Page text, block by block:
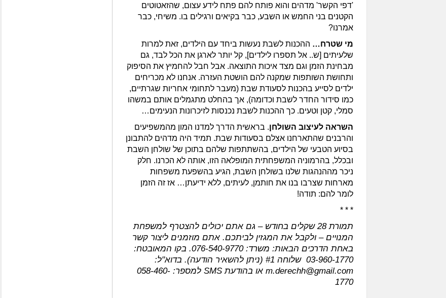
'דפי הקשר' מדהים והוא פותח להם פתח לידע עצום, שהזאטוטים
הקטנים בני החמש או השבע, כבר בקיאים ורגילים בו. משיחי, כבר
אמרנו?
מי שטרח… ההכנות לשבת נעשות ביחד עם הילדים, זאת למרות
שלעיתים [ש.. אל תספרו לילדים], קל יותר לארגן את הכל לבד, גם
מבחינת הזמן וגם מצד איכות התוצאה. אבל חבל להחמיץ את הסיפוק
ותחושת השותפות שמקנה להם הושטת העזרה. אנחנו לא מכריחים
ילדים לסייע בהכנות לסעודת שבת (מעבר לתחומי אחריות שגרתיים,
כמו סידור החדר לשבת וכדומה), אך בהחלט מתגמלים אותם במשהו
סמלי, קטן וטעים. כך ההכנות לשבת נכנסות לזיכרונות הנעימים…
השראה לעיצוב השולחן. בראשית הדרך למדנו המון מהמשפיעים
והרבנים שהתארחנו אצלם בסעודות שבת. תמיד היה מדהים להתבונן
בסיוע הטבעי של הילדים, בהשתתפות שלהם בתוכן של שולחן השבת
ובכלל, בהרמוניה המשפחתית המופלאה הזו, אותה לא הכרנו. חלק
ניכר מההנהגות שלנו בשולחן השבת, הגיע בהשפעת משפחות
מארחות שצרבו בנו את חותמן, לעיתים, ללא ידיעתן… אז זה הזמן
לומר להם: תודה!
* * *
תמורת 28 שקלים בחודש – גם אתם יכולים להצטרף למשפחת
המנויים – ולקבל את המגזין לביתכם. אתם מוזמנים ליצור קשר
באחת הדרכים הבאות: משרד: ‎076-540-9770. בקו המאובטח:
‎03-960-1770 ‏ שלוחה #1 (ניתן להשאיר הודעה). בדוא"ל:
m.derechh@gmail.com
או בהודעת SMS למספר: ‎058-460-
1770‏